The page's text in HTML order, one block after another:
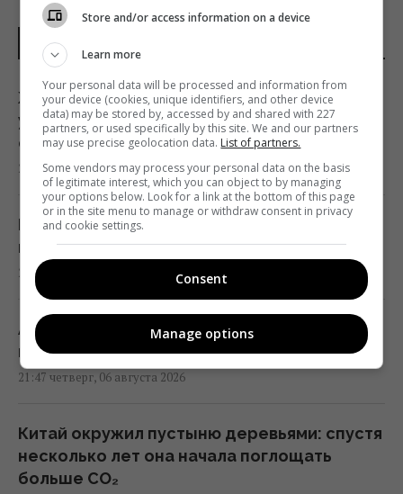
НОВОСТИ ДНЯ
Женщины с дипломами чаще выбирают
успешных мужчин без высшего
образования, – исследование
23:24 четверг, 06 августа 2026
Миф развенчан: сколько на самом деле
могут работать ядерные реакторы
22:12 четверг, 06 августа 2026
Анчоусы или сардины: какая рыба
полезнее
21:47 четверг, 06 августа 2026
Китай окружил пустыню деревьями: спустя
несколько лет она начала поглощать
больше CO₂
Store and/or access information on a device
Learn more
Your personal data will be processed and information from
your device (cookies, unique identifiers, and other device
data) may be stored by, accessed by and shared with 227
partners, or used specifically by this site. We and our partners
may use precise geolocation data. List of partners.
Some vendors may process your personal data on the basis
of legitimate interest, which you can object to by managing
your options below. Look for a link at the bottom of this page
or in the site menu to manage or withdraw consent in privacy
and cookie settings.
Consent
Manage options